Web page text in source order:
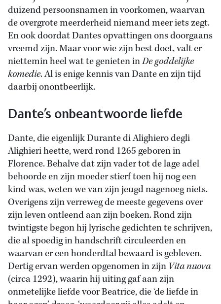
duizend persoonsnamen in voorkomen, waarvan
de overgrote meerderheid niemand meer iets zegt.
En ook doordat Dantes opvattingen ons doorgaans
vreemd zijn. Maar voor wie zijn best doet, valt er
niettemin heel wat te genieten inDe goddelijke
komedie. Al is enige kennis van Dante en zijn tijd
daarbij onontbeerlijk.
Dante’s onbeantwoorde liefde
Dante, die eigenlijk Durante di Alighiero degli
Alighieri heette, werd rond 1265 geboren in
Florence. Behalve dat zijn vader tot de lage adel
behoorde en zijn moeder stierf toen hij nog een
kind was, weten we van zijn jeugd nagenoeg niets.
Overigens zijn verreweg de meeste gegevens over
zijn leven ontleend aan zijn boeken. Rond zijn
twintigste begon hij lyrische gedichten te schrijven,
die al spoedig in handschrift circuleerden en
waarvan er een honderdtal bewaard is gebleven.
Dertig ervan werden opgenomen in zijn Vita nuova
(circa 1292), waarin hij uiting gaf aan zijn
onmetelijke liefde voor Beatrice, die ‘de liefde in